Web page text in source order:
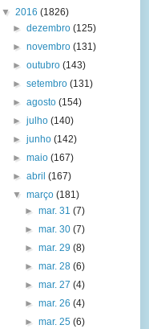
▼ 2016 (1826)
►dezembro(125)
►novembro(131)
►outubro(143)
►setembro(131)
►agosto(154)
►julho(140)
►junho(142)
►maio(167)
►abril(167)
▼março(181)
► mar. 31 (7)
► mar. 30 (7)
► mar. 29 (8)
► mar. 28 (6)
► mar. 27 (4)
► mar. 26 (4)
► mar. 25 (6)